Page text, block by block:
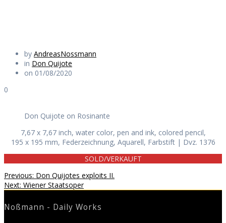
by AndreasNossmann
in Don Quijote
on 01/08/2020
0
Don Quijote on Rosinante
7,67 x 7,67 inch, water color, pen and ink, colored pencil,
195 x 195 mm, Federzeichnung, Aquarell, Farbstift | Dvz. 1376
SOLD/VERKAUFT
Beitragsnavigation
Previous: Previous
post:
Don Quijotes exploits II.
Next: Next
Wiener Staatsoper
Noßmann - Daily Works